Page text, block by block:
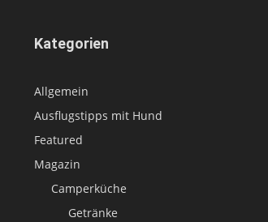
Kategorien
Allgemein
Ausflugstipps mit Hund
Featured
Magazin
Camperküche
Getränke